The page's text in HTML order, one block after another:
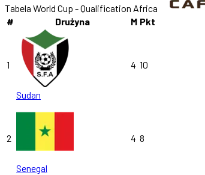
Tabela World Cup - Qualification Africa
#
Drużyna M Pkt
1
Sudan
4 10
2
Senegal
4 8